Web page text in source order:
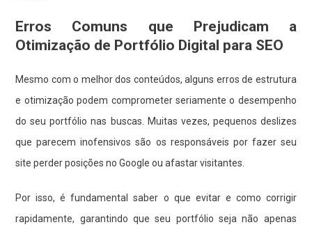
Erros Comuns que Prejudicam a
Otimização de Portfólio Digital para SEO
Mesmo com o melhor dos conteúdos, alguns erros de estrutura
e otimização podem comprometer seriamente o desempenho
do seu portfólio nas buscas. Muitas vezes, pequenos deslizes
que parecem inofensivos são os responsáveis por fazer seu
site perder posições no Google ou afastar visitantes.
Por isso, é fundamental saber o que evitar e como corrigir
rapidamente, garantindo que seu portfólio seja não apenas